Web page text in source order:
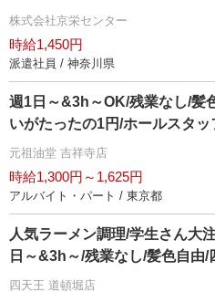
株式会社京栄センター
時給1,450円
派遣社員 / 神奈川県
週1日～&3h～OK/残業なし/髪
いがたったの1円/ホールスタッ
元祖油堂 吉祥寺店
時給1,300円～1,625円
アルバイト・パート / 東京都
人気ラーメン調理/学生さん大
日～&3h～/残業なし/髪色自由/
四天王 道頓堀店